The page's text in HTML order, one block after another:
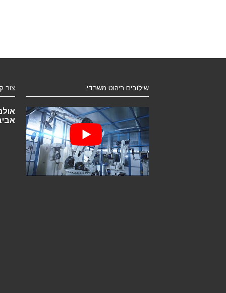
שילובים ריהוט משרדי צור